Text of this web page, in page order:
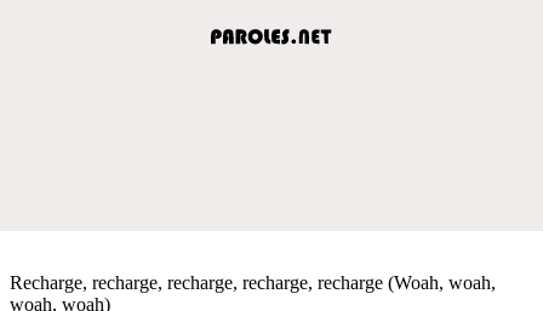
Recharge, recharge, recharge, recharge, recharge (Woah, woah,
woah, woah)